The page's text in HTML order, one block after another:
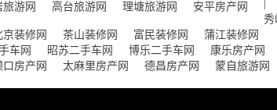
旅游网 高台旅游网 理塘旅游网 安平房产网
秀
京装修网 茶山装修网 富民装修网
蒲江装修网
车网 昭苏二手车网 博乐二手车网
康乐房产网
口房产网 太麻里房产网 德昌房产网 蒙自旅游网